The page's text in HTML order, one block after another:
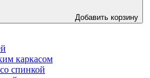
Добавить корзину
каркасом
спинкой